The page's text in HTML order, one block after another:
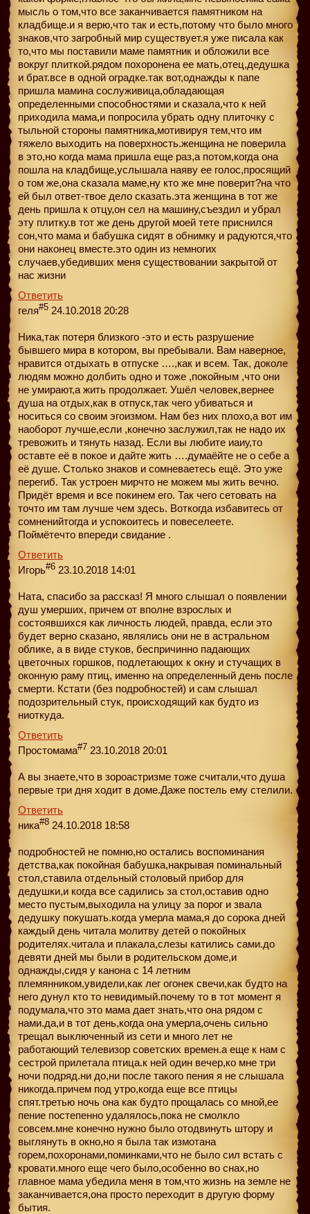
мысль о том,что все заканчивается памятником на
кладбище.и я верю,что так и есть,потому что было много
знаков,что загробный мир существует.я уже писала как
то,что мы поставили маме памятник и обложили все
вокруг плиткой.рядом похоронена ее мать,отец,дедушка
и брат.все в одной оградке.так вот,однажды к папе
пришла мамина сослуживица,обладающая
определенными способностями и сказала,что к ней
приходила мама,и попросила убрать одну плиточку с
тыльной стороны памятника,мотивируя тем,что им
тяжело выходить на поверхность.женщина не поверила
в это,но когда мама пришла еще раз,а потом,когда она
пошла на кладбище,услышала наяву ее голос,просящий
о том же,она сказала маме,ну кто же мне поверит?на что
ей был ответ-твое дело сказать.эта женщина в тот же
день пришла к отцу,он сел на машину,съездил и убрал
эту плитку.в тот же день другой моей тете приснился
сон,что мама и бабушка сидят в обнимку и радуются,что
они наконец вместе.это один из немногих
случаев,убедивших меня существовании закрытой от
нас жизни
Ответить
геля#5 24.10.2018 20:28
Ника,так потеря близкого -это и есть разрушение
бывшего мира в котором, вы пребывали. Вам наверное,
нравится отдыхать в отпуске ….,как и всем. Так, доколе
людям можно долбить одно и тоже ,покойным ,что они
не умирают,а жить продолжает. Ушёл человек,вернее
душа на отдых,как в отпуск,так чего убиваться и
носиться со своим эгоизмом. Нам без них плохо,а вот им
наоборот лучше,если ,конечно заслужил,так не надо их
тревожить и тянуть назад. Если вы любите иаиу,то
оставте её в покое и дайте жить ….думаёйте не о себе а
её душе. Столько знаков и сомневаетесь ещё. Это уже
перегиб. Так устроен мирчто не можем мы жить вечно.
Придёт время и все покинем его. Так чего сетовать на
точто им там лучше чем здесь. Воткогда избавитесь от
сомненийтогда и успокоитесь и повеселеете.
Поймётечто впереди свидание .
Ответить
Игорь#6 23.10.2018 14:01
Ната, спасибо за рассказ! Я много слышал о появлении
душ умерших, причем от вполне взрослых и
состоявшихся как личность людей, правда, если это
будет верно сказано, являлись они не в астральном
облике, а в виде стуков, беспричинно падающих
цветочных горшков, подлетающих к окну и стучащих в
оконную раму птиц, именно на определенный день после
смерти. Кстати (без подробностей) и сам слышал
подозрительный стук, происходящий как будто из
ниоткуда.
Ответить
Простомама#7 23.10.2018 20:01
А вы знаете,что в зороастризме тоже считали,что душа
первые три дня ходит в доме.Даже постель ему стелили.
Ответить
ника#8 24.10.2018 18:58
подробностей не помню,но остались воспоминания
детства,как покойная бабушка,накрывая поминальный
стол,ставила отдельный столовый прибор для
дедушки,и когда все садились за стол,оставив одно
место пустым,выходила на улицу за порог и звала
дедушку покушать.когда умерла мама,я до сорока дней
каждый день читала молитву детей о покойных
родителях.читала и плакала,слезы катились сами.до
девяти дней мы были в родительском доме,и
однажды,сидя у канона с 14 летним
племянником,увидели,как лег огонек свечи,как будто на
него дунул кто то невидимый.почему то в тот момент я
подумала,что это мама дает знать,что она рядом с
нами.да,и в тот день,когда она умерла,очень сильно
трещал выключенный из сети и много лет не
работающий телевизор советских времен.а еще к нам с
сестрой прилетала птица.к ней один вечер,ко мне три
ночи подряд.ни до,ни после такого пения я не слышала
никогда.причем под утро,когда еще все птицы
спят.третью ночь она как будто прощалась со мной,ее
пение постепенно удалялось,пока не смолкло
совсем.мне конечно нужно было отодвинуть штору и
выглянуть в окно,но я была так измотана
горем,похоронами,поминками,что не было сил встать с
кровати.много еще чего было,особенно во снах,но
главное мама убедила меня в том,что жизнь на земле не
заканчивается,она просто переходит в другую форму
бытия.